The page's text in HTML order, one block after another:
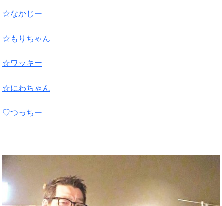
☆なかじー
☆もりちゃん
☆ワッキー
☆にわちゃん
♡つっちー